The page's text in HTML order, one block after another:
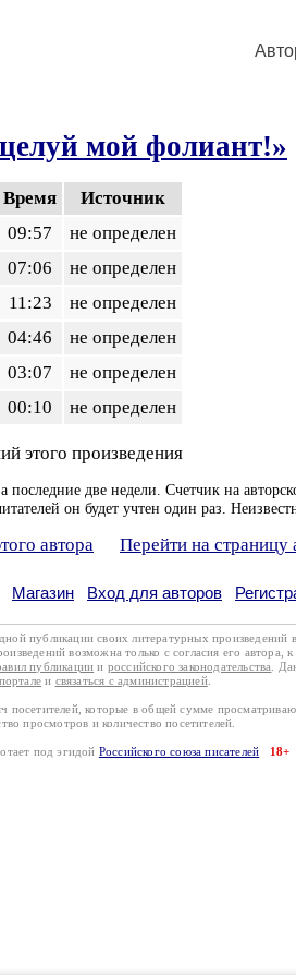
мой фолиант!»
Время
Источник
09:57
не определен
07:06
не определен
11:23
не определен
04:46
не определен
03:07
не определен
00:10 не определен
этого произведения
две недели. Счетчик на
он будет учтен один раз.
автора Перейти на страницу
Магазин Вход для авторов
публикации своих литературных произведений
возможна только с согласия его
публикации и российского законодательства .
и связаться с администрацией.
посетителей, которые в общей сумме
просмотров и количество посетителей.
под эгидой Российского союза писателей 18+